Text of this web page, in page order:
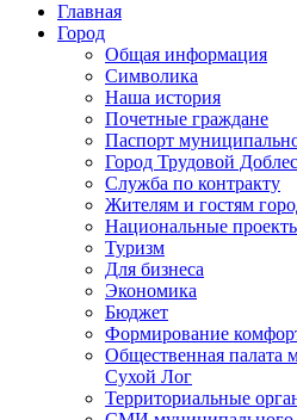
Главная
Город
Общая информация
Символика
Наша история
Почетные граждане
Паспорт
Город Трудовой
Служба по контракту
Жителям и гостям
Национальные
Туризм
Для бизнеса
Экономика
Бюджет
Формирование
Общественная палата
Сухой Лог
Территориальные